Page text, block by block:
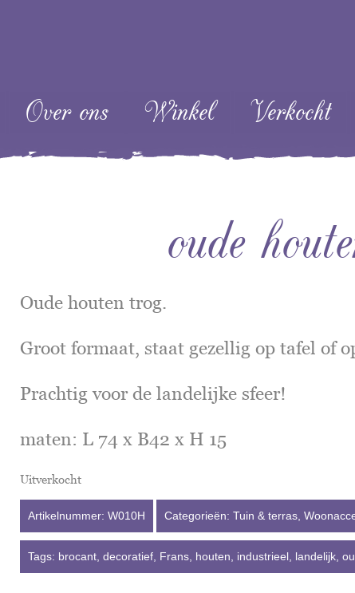
Over ons Winkel Verkocht
oude
Oude houten trog.
Groot formaat, staat gezellig op tafel of
Prachtig voor de landelijke sfeer!
maten: L 74 x B42 x H 15
Uitverkocht
Artikelnummer:W010H Categorieën:Tuin & terras,
Tags: brocant,decoratief, Frans, houten, industrieel, landelijk,